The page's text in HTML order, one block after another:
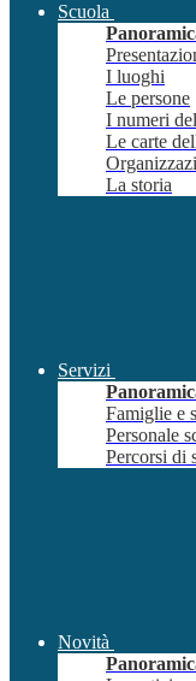
Scuola
I luoghi
Le persone
I numeri
Le carte
La storia
Servizi
Famiglie e
Personale
Percorsi di
Novità